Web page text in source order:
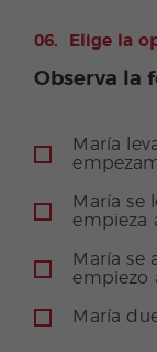
Elige la
Observa la
María
María se
empieza
María se
empiezo
María